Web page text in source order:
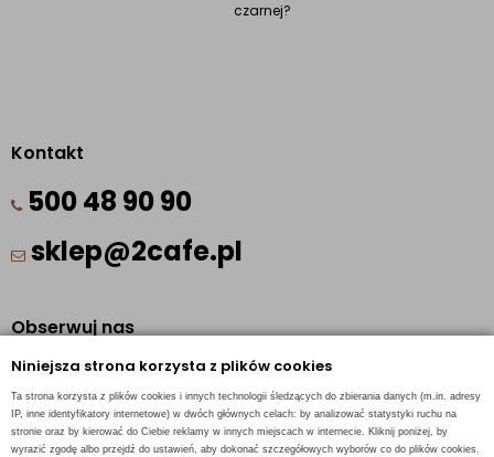
Niniejsza strona korzysta z plików cookies
Ta strona korzysta z plików cookies i innych technologii śledzących do zbierania danych (m.in. adresy
IP, inne identyfikatory internetowe) w dwóch głównych celach: by analizować statystyki ruchu na
stronie oraz by kierować do Ciebie reklamy w innych miejscach w internecie. Kliknij poniżej, by
wyrazić zgodę albo przejdź do ustawień, aby dokonać szczegółowych wyborów co do plików cookies.
czarnej?
Kontakt
500 48 90 90
sklep@2cafe.pl
Obserwuj nas
Facebook
Pinterest
Instagram